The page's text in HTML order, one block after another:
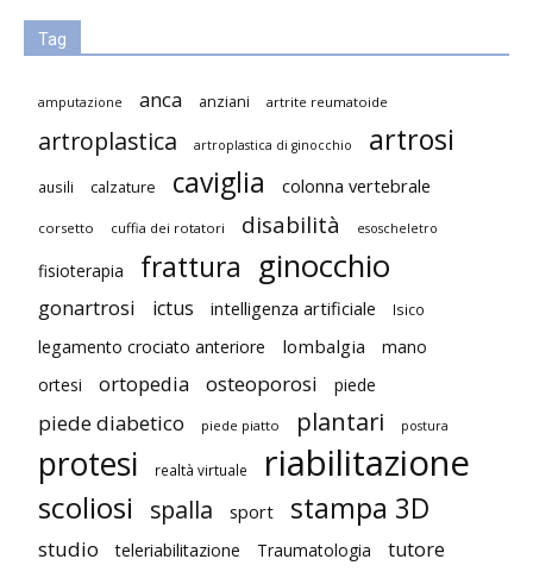
Tag
amputazione anca anziani artrite reumatoide
artroplastica artroplastica di ginocchio artrosi
ausili calzature caviglia colonna vertebrale
corsetto cuffia dei rotatori disabilità esoscheletro
fisioterapia frattura ginocchio
gonartrosi ictus intelligenza artificiale Isico
legamento crociato anteriore lombalgia
mano
ortesi
ortopedia osteoporosi piede
piede diabetico piede piatto plantari postura
protesi realtà virtuale riabilitazione
scoliosi spalla sport stampa 3D
studio teleriabilitazione Traumatologia tutore